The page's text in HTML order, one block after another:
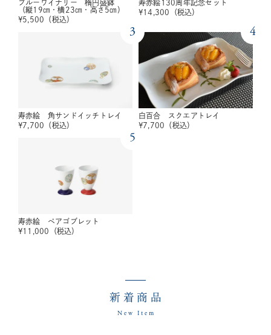
ブルーワイナリー 楕円盛鉢
（縦19㎝・横23㎝・高さ5㎝）
¥5,500 （税込）
寿赤絵130周年記念セット
¥14,300 （税込）
3
寿赤絵 角サンドイッチトレイ
¥7,700 （税込）
4
白百合 スクエアトレイ
¥7,700 （税込）
5
寿赤絵 ペアゴブレット
¥11,000 （税込）
新着商品
New Item